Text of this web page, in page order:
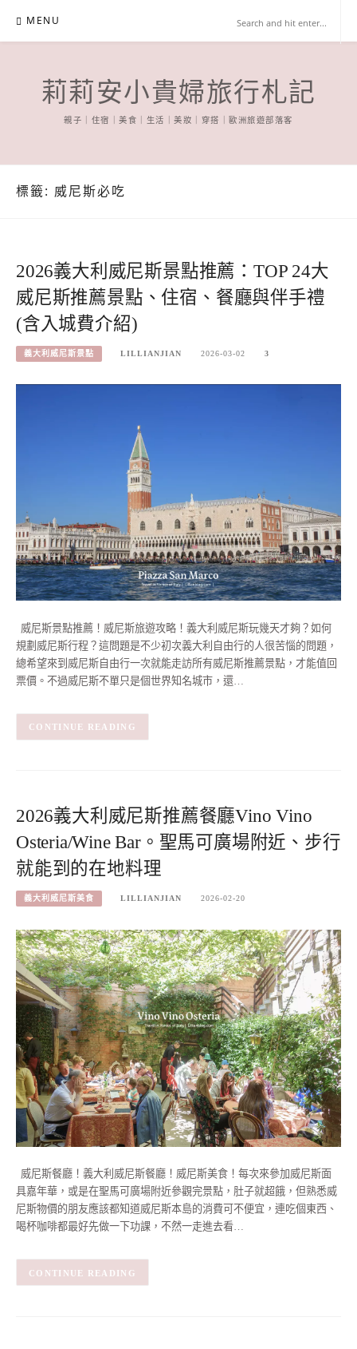
content
MENU
莉莉安小貴婦旅行札記
親子｜住宿｜美食｜生活｜美妝｜穿搭｜歐洲旅遊部落客
標籤: 威尼斯必吃
2026義大利威尼斯景點推薦：TOP 24大
威尼斯推薦景點、住宿、餐廳與伴手禮
(含入城費介紹)
義大利威尼斯景點 LILLIANJIAN 2026-03-02 3
威尼斯景點推薦！威尼斯旅遊攻略！義大利威尼斯玩幾天才夠？如何
規劃威尼斯行程？這問題是不少初次義大利自由行的人很苦惱的問題，
總希望來到威尼斯自由行一次就能走訪所有威尼斯推薦景點，才能值回
票價。不過威尼斯不單只是個世界知名城市，還…
CONTINUE READING
2026義大利威尼斯推薦餐廳Vino Vino
Osteria/Wine Bar。聖馬可廣場附近、步行
就能到的在地料理
義大利威尼斯美食 LILLIANJIAN 2026-02-20
威尼斯餐廳！義大利威尼斯餐廳！威尼斯美食！每次來參加威尼斯面
具嘉年華，或是在聖馬可廣場附近參觀完景點，肚子就超餓，但熟悉威
尼斯物價的朋友應該都知道威尼斯本島的消費可不便宜，連吃個東西、
喝杯咖啡都最好先做一下功課，不然一走進去看…
CONTINUE READING